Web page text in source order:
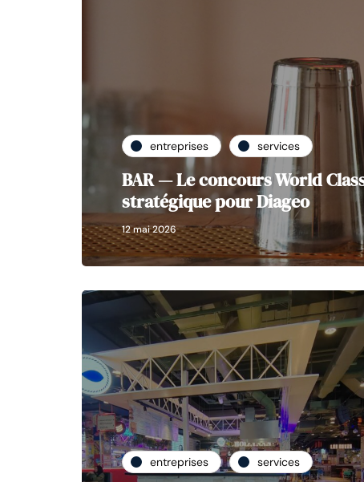
entreprises services
BAR — Le concours World
stratégique pour Diageo
12 mai 2026
entreprises services